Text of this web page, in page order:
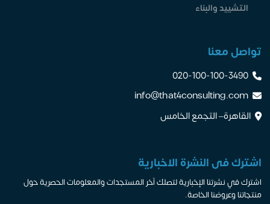
التشييد والبناء
تواصل معنا
020-100-100-3490
info@that4consulting.com
القاهرة– التجمع الخامس
اشترك فى النشرة الاخبارية
اشترك في نشرتنا الإخبارية لتصلك آخر المستجدات والمعلومات الحصرية حول
منتجاتنا وعروضنا الخاصة.